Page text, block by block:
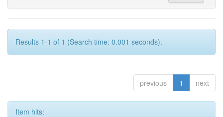
Results 1-1 of 1 (Search time: 0.001 seconds).
previous 1 next
Item hits: